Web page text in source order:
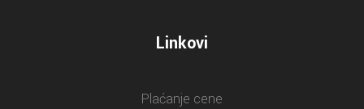
Linkovi
Plaćanje cene